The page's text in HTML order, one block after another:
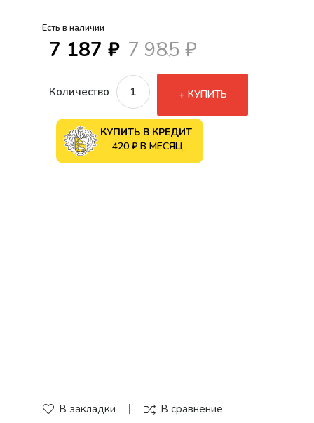
Есть в наличии
7 187 ₽ 7 985 ₽
Количество КУПИТЬ
КУПИТЬ В КРЕДИТ
420 ₽ В МЕСЯЦ
В закладки В сравнение